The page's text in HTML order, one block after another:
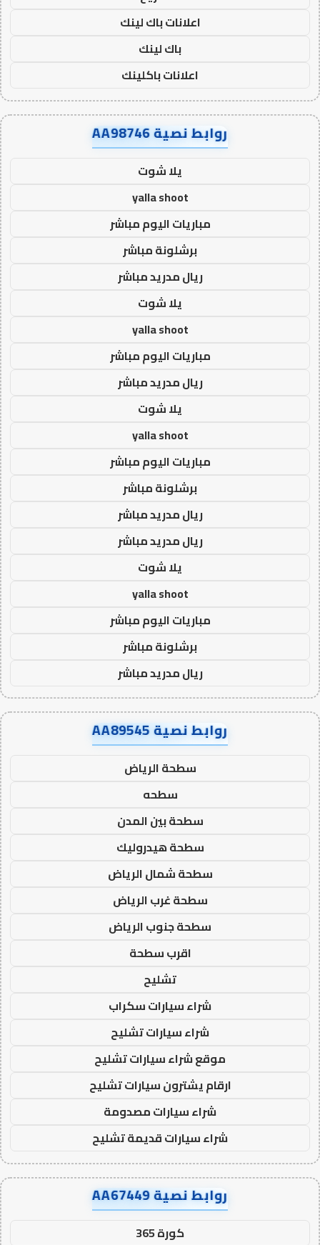
اعلانات باك لينك
باك لينك
اعلانات باكلينك
روابط نصية AA98746
يلا شوت
yalla shoot
مباريات اليوم مباشر
برشلونة مباشر
ريال مدريد مباشر
يلا شوت
yalla shoot
مباريات اليوم مباشر
ريال مدريد مباشر
يلا شوت
yalla shoot
مباريات اليوم مباشر
برشلونة مباشر
ريال مدريد مباشر
ريال مدريد مباشر
يلا شوت
yalla shoot
مباريات اليوم مباشر
برشلونة مباشر
ريال مدريد مباشر
روابط نصية AA89545
سطحة الرياض
سطحه
سطحة بين المدن
سطحة هيدروليك
سطحة شمال الرياض
سطحة غرب الرياض
سطحة جنوب الرياض
اقرب سطحة
تشليح
شراء سيارات سكراب
شراء سيارات تشليح
موقع شراء سيارات تشليح
ارقام يشترون سيارات تشليح
شراء سيارات مصدومة
شراء سيارات قديمة تشليح
روابط نصية AA67449
كورة 365